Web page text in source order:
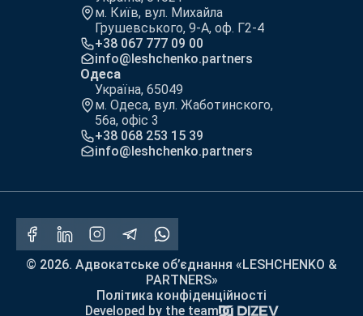
м. Київ, вул. Михайла
Грушевського, 9-А, оф. Г2-4
+38 067 777 09 00
info@leshchenko.partners
Одеса
Україна, 65049
м. Одеса, вул. Жаботинского,
56а, офіс 3
+38 068 253 15 39
info@leshchenko.partners
© 2026. Адвокатське об’єднання «LESHCHENKO &
PARTNERS»
Політика конфіденційності
Developed by the team